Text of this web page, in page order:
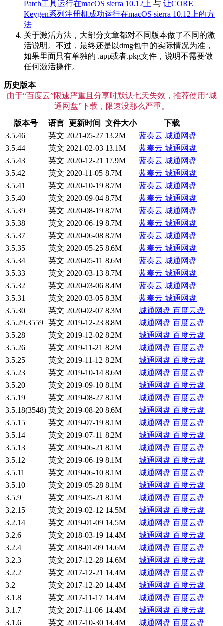
Patch工具运行在macOS sierra 10.12上 与 让CORE
Keygen系列注册机成功运行在macOS sierra 10.12上的方
法
关于激活方法，大部分文章都对不同版本做了不同的激
活说明。不过，最终还是以dmg包中的实际情况为准，
如果里面只有单独的 .app或者.pkg文件，说明不需要做
任何激活操作。
历史版本
由于“百度云”限速严重且分享时默认七天失效，推荐使用“城
通网盘”下载，限速没那么严重。
版本号
语言 更新时间 文件大小
下载
3.5.46
英文 2021-05-27 13.2M 蓝奏云 城通网盘
3.5.44
英文 2021-02-03 13.1M 蓝奏云 城通网盘
3.5.43
英文 2020-12-21 17.9M 蓝奏云 城通网盘
3.5.42
英文 2020-11-05 8.7M 蓝奏云 城通网盘
3.5.41
英文 2020-10-19 8.7M 蓝奏云 城通网盘
3.5.40
英文 2020-09-04 8.7M 蓝奏云 城通网盘
3.5.39
英文 2020-08-19 8.7M 蓝奏云 城通网盘
3.5.38
英文 2020-06-19 8.7M 蓝奏云 城通网盘
3.5.37
英文 2020-06-08 8.7M 蓝奏云 城通网盘
3.5.35
英文 2020-05-25 8.6M 蓝奏云 城通网盘
3.5.34
英文 2020-05-11 8.6M 蓝奏云 城通网盘
3.5.33
英文 2020-03-13 8.7M 蓝奏云 城通网盘
3.5.32
英文 2020-03-06 8.4M 蓝奏云 城通网盘
3.5.31
英文 2020-03-05 8.3M 蓝奏云 城通网盘
3.5.30
英文 2020-02-07 8.3M 城通网盘 百度云盘
3.5.29.3559 英文 2019-12-23 8.8M 城通网盘 百度云盘
3.5.28
英文 2019-12-02 8.2M 城通网盘 百度云盘
3.5.26
英文 2019-11-21 8.2M 城通网盘 百度云盘
3.5.25
英文 2019-11-12 8.2M 城通网盘 百度云盘
3.5.23
英文 2019-10-14 8.6M 城通网盘 百度云盘
3.5.20
英文 2019-09-10 8.1M 城通网盘 百度云盘
3.5.19
英文 2019-08-27 8.1M 城通网盘 百度云盘
3.5.18(3548) 英文 2019-08-20 8.6M 城通网盘 百度云盘
3.5.15
英文 2019-07-19 8.1M 城通网盘 百度云盘
3.5.14
英文 2019-07-11 8.2M 城通网盘 百度云盘
3.5.13
英文 2019-06-21 8.1M 城通网盘 百度云盘
3.5.12
英文 2019-06-19 8.1M 城通网盘 百度云盘
3.5.11
英文 2019-06-10 8.1M 城通网盘 百度云盘
3.5.10
英文 2019-05-28 8.1M 城通网盘 百度云盘
3.5.9
英文 2019-05-21 8.1M 城通网盘 百度云盘
3.2.15
英文 2019-02-12 14.5M 城通网盘 百度云盘
3.2.14
英文 2019-01-09 14.5M 城通网盘 百度云盘
3.2.6
英文 2018-03-19 14.4M 城通网盘 百度云盘
3.2.4
英文 2018-01-09 14.6M 城通网盘 百度云盘
3.2.3
英文 2017-12-28 14.6M 城通网盘 百度云盘
3.2.2
英文 2017-12-21 14.4M 城通网盘 百度云盘
3.2
英文 2017-12-20 14.4M 城通网盘 百度云盘
3.1.8
英文 2017-11-17 14.4M 城通网盘 百度云盘
3.1.7
英文 2017-11-06 14.4M 城通网盘 百度云盘
3.1.6
英文 2017-10-30 14.4M 城通网盘 百度云盘